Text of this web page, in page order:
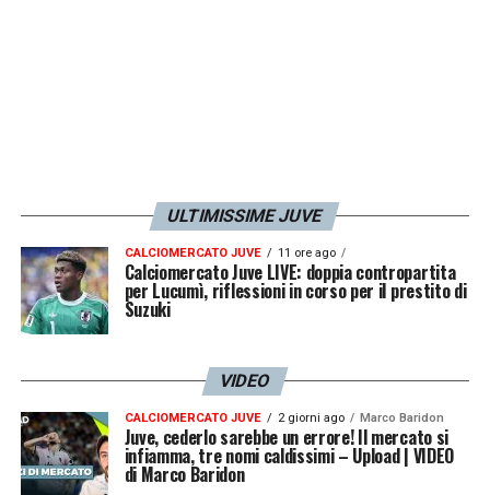
ULTIMISSIME JUVE
CALCIOMERCATO JUVE 11 ore ago
Calciomercato Juve LIVE: doppia contropartita
per Lucumì, riflessioni in corso per il prestito di
Suzuki
VIDEO
CALCIOMERCATO JUVE 2 giorni ago Marco Baridon
Juve, cederlo sarebbe un errore! Il mercato si
infiamma, tre nomi caldissimi – Upload | VIDEO
di Marco Baridon